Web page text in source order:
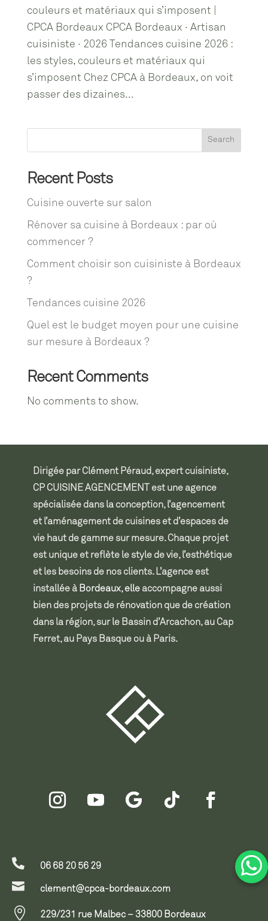
couleurs et matériaux qui s’imposent |
CPCA Bordeaux CPCA Bordeaux · Artisan
cuisiniste · 2026 Tendances cuisine 2026 :
les styles, couleurs et matériaux qui
s’imposent Chez CPCA à Bordeaux, on voit
passer des dizaines...
Search
Recent Posts
Cuisine ouverte sur salon
Rénover sa cuisine à Bordeaux : par où
commencer ?
Comment choisir son cuisiniste à Bordeaux
?
Tendances cuisine 2026
Quel est le budget moyen pour une cuisine
sur mesure à Bordeaux ?
Recent Comments
No comments to show.
Dirigée par Clément Péraud,expert cuisiniste,
CP CUISINE AGENCEMENT est une agence
spécialisée dans la conception, l’agencement
et l’aménagement de cuisines et d’espaces de
vie haut de gamme sur mesure. Chaque projet
est unique et reflète le style de vie, l’esthétique
et les besoins de nos clients. L’agence est
installée à Bordeaux,elle accompagne aussi
bien des projets de rénovation que de création
dans la région, sur le Bassin d’Arcachon, au Cap
Ferret, au Pays Basque ou à Paris.
 06 68 20 56 29
 clement@cpca-bordeaux.com
 229/231 rue Malbec – 33800 Bordeaux